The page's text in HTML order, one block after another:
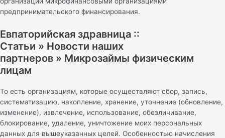
предпринимательского финансирования.
Евпаторийская здравница ::
Статьи » Новости наших
партнеров » Микрозаймы физическим
лицам
То есть организациям, которые осуществляют сбор, запись,
систематизацию, накопление, хранение, уточнение (обновление,
изменение), извлечение, использование, обезличивание,
блокирование, удаление, уничтожение моих персональных
данных для вышеуказанных целей. Особенностью начисления